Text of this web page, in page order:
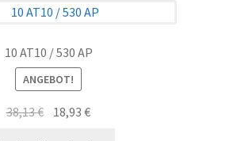
10 AT10 / 530 AP
ANGEBOT!
38,13€ Ursprünglicher
18,93€Aktueller